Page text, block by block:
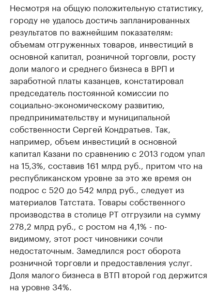
Несмотря на общую положительную статистику,
городу не удалось достичь запланированных
результатов по важнейшим показателям:
объемам отгруженных товаров, инвестиций в
основной капитал, розничной торговли, росту
доли малого и среднего бизнеса в ВРП и
заработной платы казанцев, констатировал
председатель постоянной комиссии по
социально-экономическому развитию,
предпринимательству и муниципальной
собственности Сергей Кондратьев. Так,
например, объем инвестиций в основной
капитал Казани по сравнению с 2013 годом упал
на 15,3%, составив 161 млрд руб., притом что на
республиканском уровне за это же время он
подрос с 520 до 542 млрд руб., следует из
материалов Татстата. Товары собственного
производства в столице РТ отгрузили на сумму
278,2 млрд руб., с ростом на 4,1% - по-
видимому, этот рост чиновники сочли
недостаточным. Замедлился рост оборота
розничной торговли и предоставления услуг.
Доля малого бизнеса в ВТП второй год держится
на уровне 34%.